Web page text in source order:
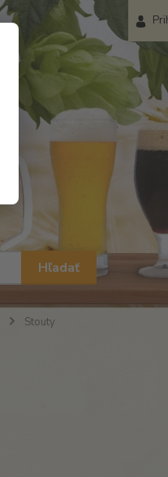
Hľadať
Stouty